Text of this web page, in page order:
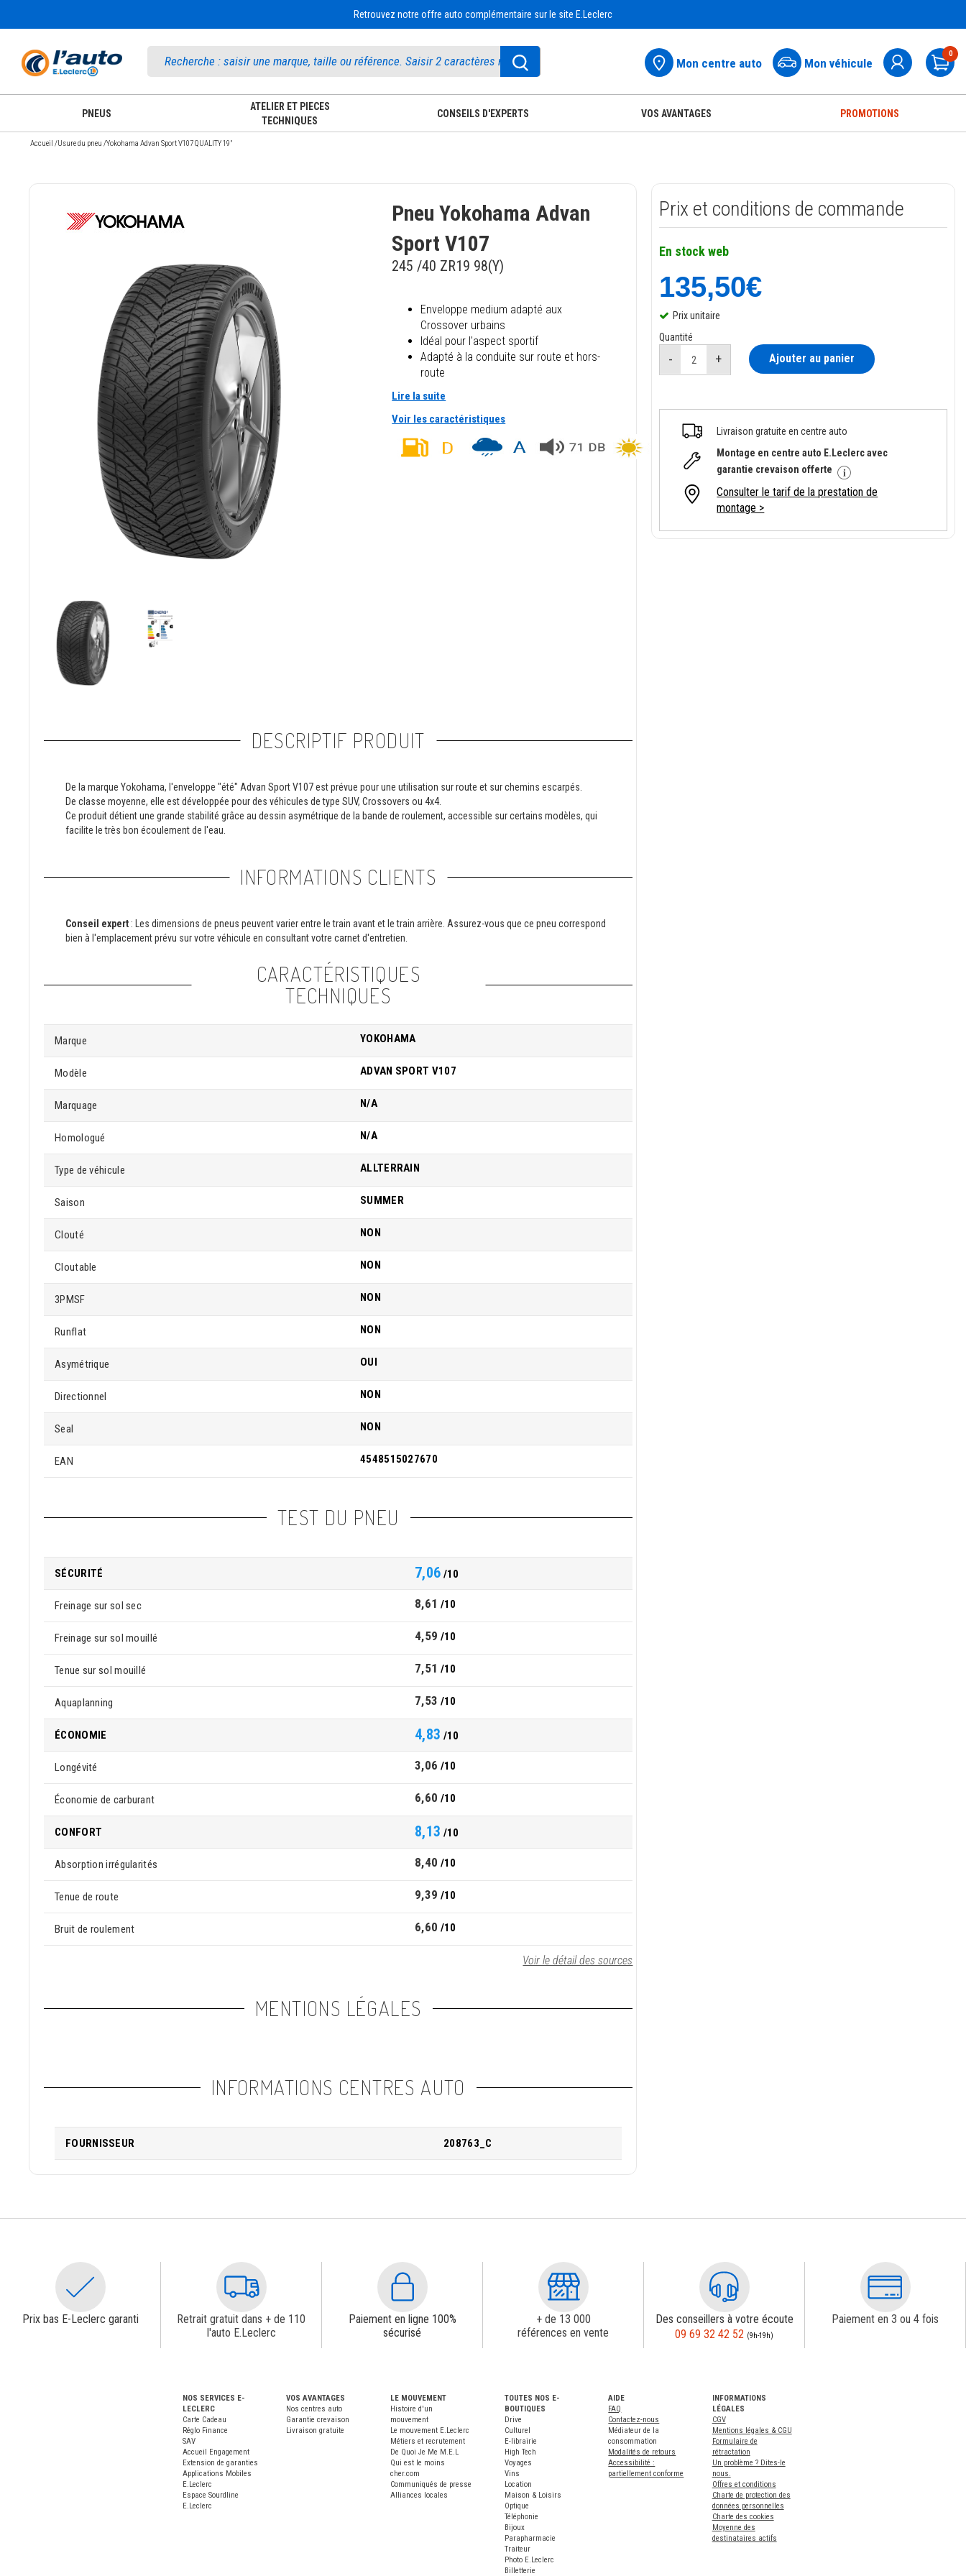
Retrouvez notre offre auto complémentaire sur le site E.Leclerc
Mon centre auto Mon véhicule
0
PNEUS
ATELIER ET PIECES
TECHNIQUES
CONSEILS D'EXPERTS VOS AVANTAGES PROMOTIONS
Accueil /Usure du pneu /Yokohama Advan Sport V107 QUALITY 19"
Pneu Yokohama Advan
Sport V107
245 /40 ZR19 98(Y)
Enveloppe medium adapté aux
Crossover urbains
Idéal pour l'aspect sportif
Adapté à la conduite sur route et hors-
route
Lire la suite
Voir les caractéristiques
DESCRIPTIF PRODUIT
De la marque Yokohama, l'enveloppe "été" Advan Sport V107 est prévue pour une utilisation sur route et sur chemins escarpés.
De classe moyenne, elle est développée pour des véhicules de type SUV, Crossovers ou 4x4.
Ce produit détient une grande stabilité grâce au dessin asymétrique de la bande de roulement, accessible sur certains modèles, qui
facilite le très bon écoulement de l'eau.
INFORMATIONS CLIENTS
Conseil expert : Les dimensions de pneus peuvent varier entre le train avant et le train arrière. Assurez-vous que ce pneu correspond
bien à l'emplacement prévu sur votre véhicule en consultant votre carnet d'entretien.
CARACTÉRISTIQUES
TECHNIQUES
Marque YOKOHAMA
Modèle ADVAN SPORT V107
Marquage N/A
Homologué N/A
Type de véhicule ALLTERRAIN
Saison SUMMER
Clouté NON
Cloutable NON
3PMSF NON
Runflat NON
Asymétrique OUI
Directionnel NON
Seal NON
EAN 4548515027670
TEST DU PNEU
SÉCURITÉ 7,06 /10
Freinage sur sol sec 8,61 /10
Freinage sur sol mouillé 4,59 /10
Tenue sur sol mouillé 7,51 /10
Aquaplanning 7,53 /10
ÉCONOMIE 4,83 /10
Longévité 3,06 /10
Économie de carburant 6,60 /10
CONFORT 8,13 /10
Absorption irrégularités 8,40 /10
Tenue de route 9,39 /10
Bruit de roulement 6,60 /10
Voir le détail des sources
MENTIONS LÉGALES
INFORMATIONS CENTRES AUTO
FOURNISSEUR 208763_C
Prix et conditions de commande
En stock web
135,50€
Prix unitaire
Quantité
Ajouter au panier
Livraison gratuite en centre auto
Montage en centre auto E.Leclerc avec
garantie crevaison offerte
Consulter le tarif de la prestation de
montage >
Prix bas E-Leclerc garanti
Retrait gratuit dans + de 110
l'auto E.Leclerc
Paiement en ligne 100%
sécurisé
+ de 13 000
références en vente
Des conseillers à votre écoute
09 69 32 42 52 (9h-19h)
Paiement en 3 ou 4 fois
NOS SERVICES E-
LECLERC
Carte Cadeau
Réglo Finance
SAV
Accueil Engagement
Extension de garanties
Applications Mobiles
E.Leclerc
Espace Sourdline
E.Leclerc
VOS AVANTAGES
Nos centres auto
Garantie crevaison
Livraison gratuite
LE MOUVEMENT
Histoire d'un
mouvement
Le mouvement E.Leclerc
Métiers et recrutement
De Quoi Je Me M.E.L
Qui est le moins
cher.com
Communiqués de presse
Alliances locales
TOUTES NOS E-
BOUTIQUES
Drive
Culturel
E-librairie
High Tech
Voyages
Vins
Location
Maison & Loisirs
Optique
Téléphonie
Bijoux
Parapharmacie
Traiteur
Photo E.Leclerc
Billetterie
AIDE
FAQ
Contactez-nous
Médiateur de la
consommation
Modalités de retours
Accessibilité :
partiellement conforme
INFORMATIONS
LÉGALES
CGV
Mentions légales & CGU
Formulaire de
rétractation
Un problème ? Dites-le
nous.
Offres et conditions
Charte de protection des
données personnelles
Charte des cookies
Moyenne des
destinataires actifs